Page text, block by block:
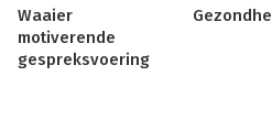
Waaier
motiverende
gespreksvoering